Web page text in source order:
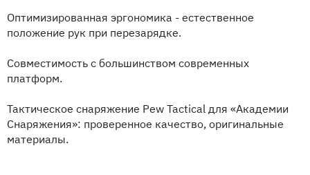
Оптимизированная эргономика - естественное
положение рук при перезарядке.
Совместимость с большинством современных
платформ.
Тактическое снаряжение Pew Tactical для «Академии
Снаряжения»: проверенное качество, оригинальные
материалы.